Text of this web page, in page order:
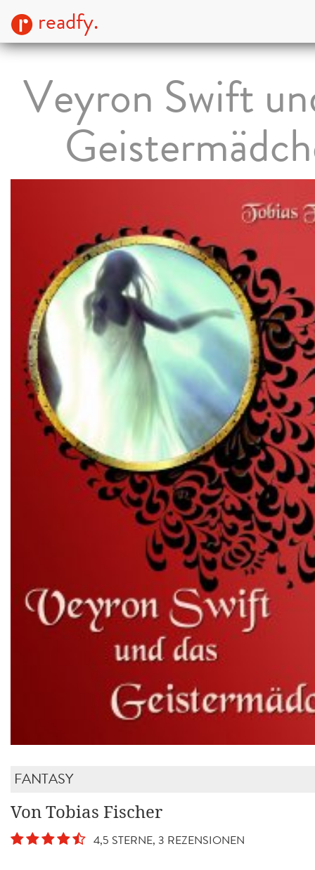
readfy.
Veyron Swift
FANTASY
Von Tobias Fischer
4,5 STERNE, 3 REZENSIONEN